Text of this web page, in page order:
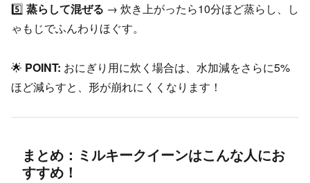
5️⃣ 蒸らして混ぜる → 炊き上がったら10分ほど蒸らし、し
ゃもじでふんわりほぐす。
🌟 POINT: おにぎり用に炊く場合は、水加減をさらに5%
ほど減らすと、形が崩れにくくなります！
まとめ：ミルキークイーンはこんな人にお
すすめ！